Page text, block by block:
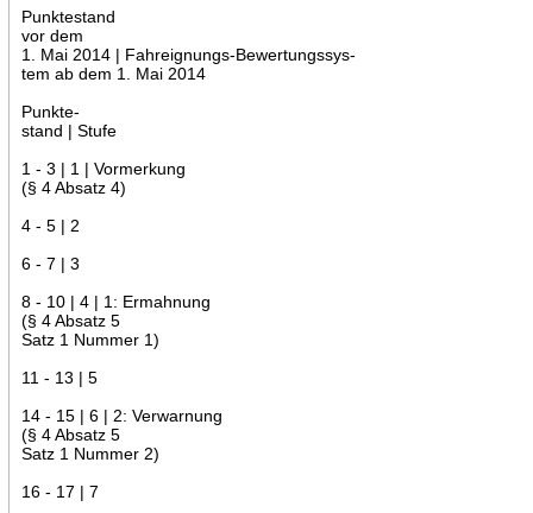
Punktestand
vor dem
1. Mai 2014 | Fahreignungs-Bewertungssys-
tem ab dem 1. Mai 2014
Punkte-
stand | Stufe
1 - 3 | 1 | Vormerkung
(§ 4 Absatz 4)
4 - 5 | 2
6 - 7 | 3
8 - 10 | 4 | 1: Ermahnung
(§ 4 Absatz 5
Satz 1 Nummer 1)
11 - 13 | 5
14 - 15 | 6 | 2: Verwarnung
(§ 4 Absatz 5
Satz 1 Nummer 2)
16 - 17 | 7